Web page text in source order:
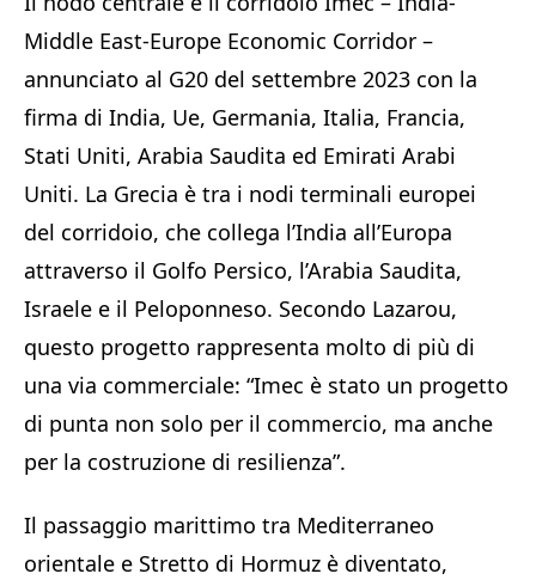
Middle East-Europe Economic Corridor –
annunciato al G20 del settembre 2023 con la
firma di India, Ue, Germania, Italia, Francia,
Stati Uniti, Arabia Saudita ed Emirati Arabi
Uniti. La Grecia è tra i nodi terminali europei
del corridoio, che collega l’India all’Europa
attraverso il Golfo Persico, l’Arabia Saudita,
Israele e il Peloponneso. Secondo Lazarou,
questo progetto rappresenta molto di più di
una via commerciale: “Imec è stato un progetto
di punta non solo per il commercio, ma anche
per la costruzione di resilienza”.
Il passaggio marittimo tra Mediterraneo
orientale e Stretto di Hormuz è diventato,